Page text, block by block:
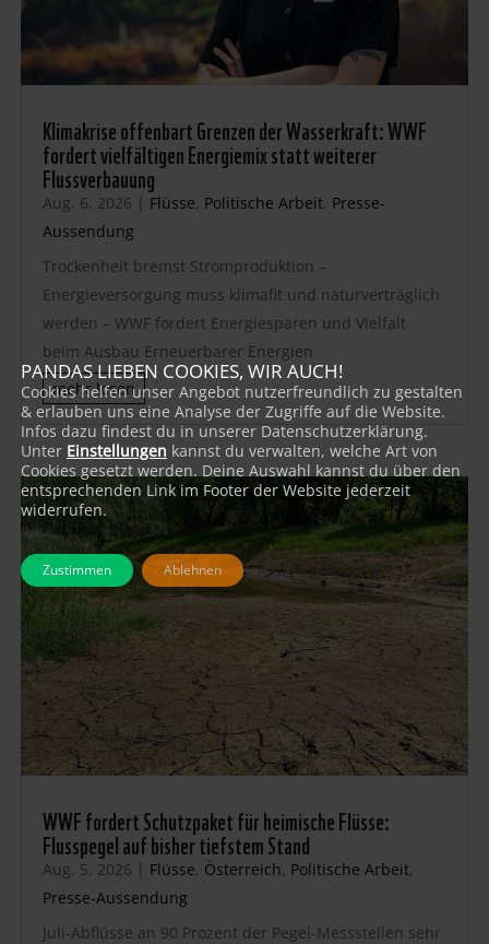
Klimakrise offenbart Grenzen der Wasserkraft: WWF
fordert vielfältigen Energiemix statt weiterer
Flussverbauung
Aug. 6, 2026 | Flüsse, Politische Arbeit, Presse-
Aussendung
Trockenheit bremst Stromproduktion –
Energieversorgung muss klimafit und naturverträglich
werden – WWF fordert Energiesparen und Vielfalt
beim Ausbau Erneuerbarer Energien
mehr lesen
WWF fordert Schutzpaket für heimische Flüsse:
Flusspegel auf bisher tiefstem Stand
Aug. 5, 2026 | Flüsse, Österreich, Politische Arbeit,
Presse-Aussendung
Juli-Abflüsse an 90 Prozent der Pegel-Messstellen sehr
PANDAS LIEBEN COOKIES, WIR AUCH!
Cookies helfen unser Angebot nutzerfreundlich zu gestalten
& erlauben uns eine Analyse der Zugriffe auf die Website.
Infos dazu findest du in unserer Datenschutzerklärung.
Unter Einstellungen kannst du verwalten, welche Art von
Cookies gesetzt werden. Deine Auswahl kannst du über den
entsprechenden Link im Footer der Website jederzeit
widerrufen.
Zustimmen Ablehnen